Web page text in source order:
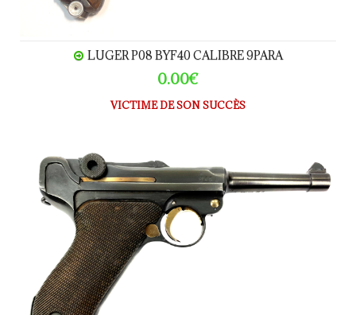
LUGER P08 BYF40 CALIBRE 9PARA
0.00€
VICTIME DE SON SUCCÈS
LUGER P08 ERFURT calibre 9Para